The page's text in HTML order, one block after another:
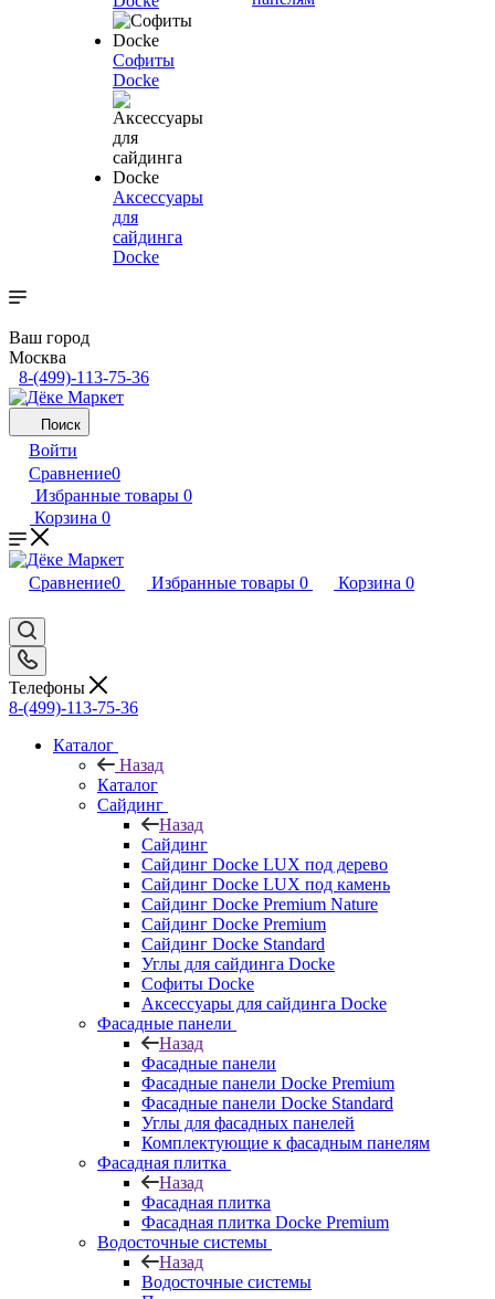
Софиты
Docke
Аксессуары
для
сайдинга
Docke
Ваш город
Москва
8-(499)-113-75-36
Поиск
Войти
Сравнение0
Избранные товары 0
Корзина 0
Сравнение0 Избранные товары 0 Корзина 0
Телефоны
8-(499)-113-75-36
Каталог
Назад
Каталог
Сайдинг
Назад
Сайдинг
Сайдинг Docke LUX под дерево
Сайдинг Docke LUX под камень
Сайдинг Docke Premium Nature
Сайдинг Docke Premium
Сайдинг Docke Standard
Углы для сайдинга Docke
Софиты Docke
Аксессуары для сайдинга Docke
Фасадные панели
Назад
Фасадные панели
Фасадные панели Docke Premium
Фасадные панели Docke Standard
Углы для фасадных панелей
Комплектующие к фасадным панелям
Фасадная плитка
Назад
Фасадная плитка
Фасадная плитка Docke Premium
Водосточные системы
Назад
Водосточные системы